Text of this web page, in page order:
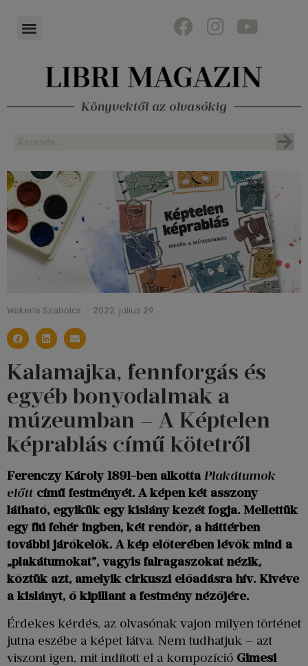
Könyvektől az olvasókig
Wekerle Szabolcs 2022. július 29.
Kalamajka, fennforgás és
egyéb bonyodalmak a
múzeumban – A Képtelen
képrablás című kötetről
Ferenczy Károly 1891-ben alkottaPlakátumok
előtt című festményét. A képen két asszony
látható, egyikük egy kislány kezét fogja. Mellettük
egy fiú fehér ingben, két rendőr, a háttérben
további járókelők. A kép előterében lévők mind a
„plakátumokat”, vagyis falragaszokat nézik,
köztük azt, amelyik cirkuszi előadásra hív. Kivéve
a kislányt, ő kipillant a festmény nézőjére.
Érdekes kérdés, az olvasónak vajon milyen történet
jutna eszébe a képet látva. Nem tudhatjuk – azt
viszont igen, mit indított el a kompozíció Gimesi